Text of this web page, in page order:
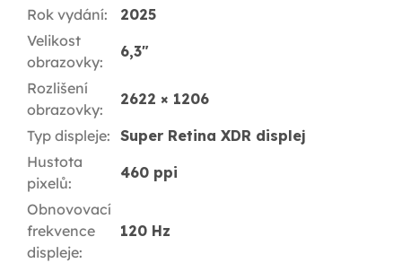
Rok vydání:
2025
Velikost
obrazovky:
6,3"
Rozlišení
obrazovky:
2622 × 1206
Typ displeje: Super Retina XDR displej
Hustota
pixelů:
460 ppi
Obnovovací
frekvence
displeje:
120 Hz